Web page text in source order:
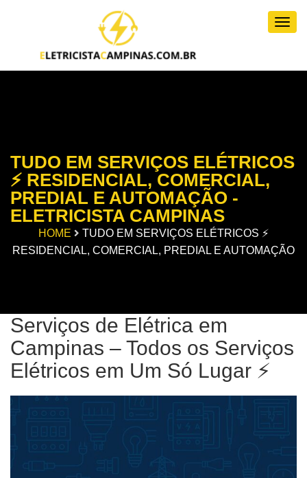
TUDO EM SERVIÇOS ELÉTRICOS
⚡ RESIDENCIAL, COMERCIAL,
PREDIAL E AUTOMAÇÃO -
ELETRICISTA CAMPINAS
HOME
TUDO EM SERVIÇOS ELÉTRICOS ⚡
RESIDENCIAL, COMERCIAL, PREDIAL E AUTOMAÇÃO
Serviços de Elétrica em
Campinas – Todos os Serviços
Elétricos em Um Só Lugar ⚡